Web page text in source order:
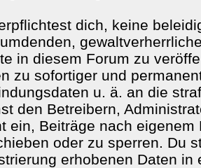
dich, keine
in diesem Forum zu
zu sofortiger und
u. ä. an die
den Betreibern,
ein, Beiträge nach
oder zu sperren. Du
erhobenen Daten